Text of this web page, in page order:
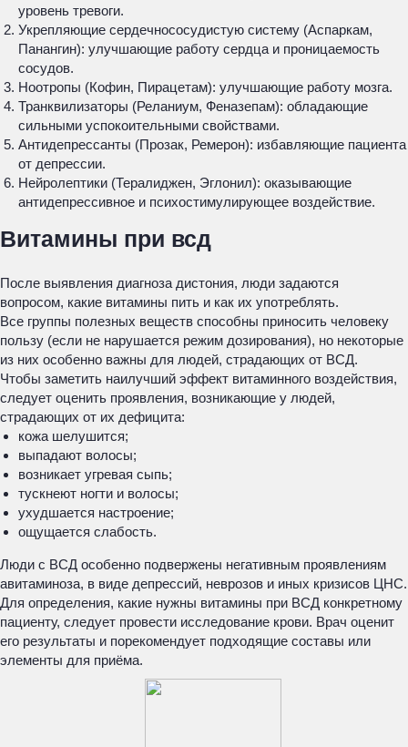
уровень тревоги.
Укрепляющие сердечнососудистую систему (Аспаркам,
Панангин): улучшающие работу сердца и проницаемость
сосудов.
Ноотропы (Кофин, Пирацетам): улучшающие работу мозга.
Транквилизаторы (Реланиум, Феназепам): обладающие
сильными успокоительными свойствами.
Антидепрессанты (Прозак, Ремерон): избавляющие пациента
от депрессии.
Нейролептики (Тералиджен, Эглонил): оказывающие
антидепрессивное и психостимулирующее воздействие.
Витамины при всд
После выявления диагноза дистония, люди задаются
вопросом, какие витамины пить и как их употреблять.
Все группы полезных веществ способны приносить человеку
пользу (если не нарушается режим дозирования), но некоторые
из них особенно важны для людей, страдающих от ВСД.
Чтобы заметить наилучший эффект витаминного воздействия,
следует оценить проявления, возникающие у людей,
страдающих от их дефицита:
кожа шелушится;
выпадают волосы;
возникает угревая сыпь;
тускнеют ногти и волосы;
ухудшается настроение;
ощущается слабость.
Люди с ВСД особенно подвержены негативным проявлениям
авитаминоза, в виде депрессий, неврозов и иных кризисов ЦНС.
Для определения, какие нужны витамины при ВСД конкретному
пациенту, следует провести исследование крови. Врач оценит
его результаты и порекомендует подходящие составы или
элементы для приёма.